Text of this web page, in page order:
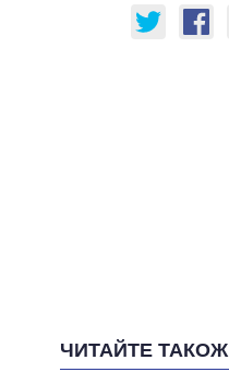
ЧИТАЙТЕ ТАКОЖ